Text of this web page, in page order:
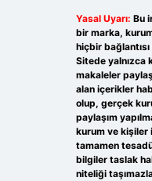
Yasal Uyarı: Bu
bir marka,
hiçbir
Sitede yalnızca
makaleler
alan içerikler
olup, gerçek
paylaşım
kurum ve kişiler
tamamen
bilgiler taslak
niteliği